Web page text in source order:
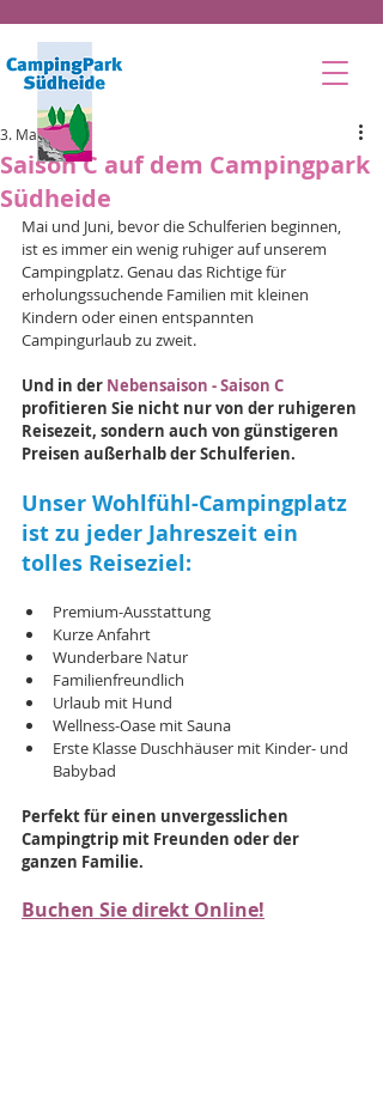
Saison C auf dem Campingpark
Südheide
3. Mai 2023
Mai und Juni, bevor die Schulferien beginnen,
ist es immer ein wenig ruhiger auf unserem
Campingplatz. Genau das Richtige für
erholungssuchende Familien mit kleinen
Kindern oder einen entspannten
Campingurlaub zu zweit.
Und in der Nebensaison - Saison C
profitieren Sie nicht nur von der ruhigeren
Reisezeit, sondern auch von günstigeren
Preisen außerhalb der Schulferien.
Unser Wohlfühl-Campingplatz
ist zu jeder Jahreszeit ein
tolles Reiseziel:
Premium-Ausstattung
Kurze Anfahrt
Wunderbare Natur
Familienfreundlich
Urlaub mit Hund
Wellness-Oase mit Sauna
Erste Klasse Duschhäuser mit Kinder- und
Babybad
Perfekt für einen unvergesslichen
Campingtrip mit Freunden oder der
ganzen Familie.
Buchen Sie direkt Online!